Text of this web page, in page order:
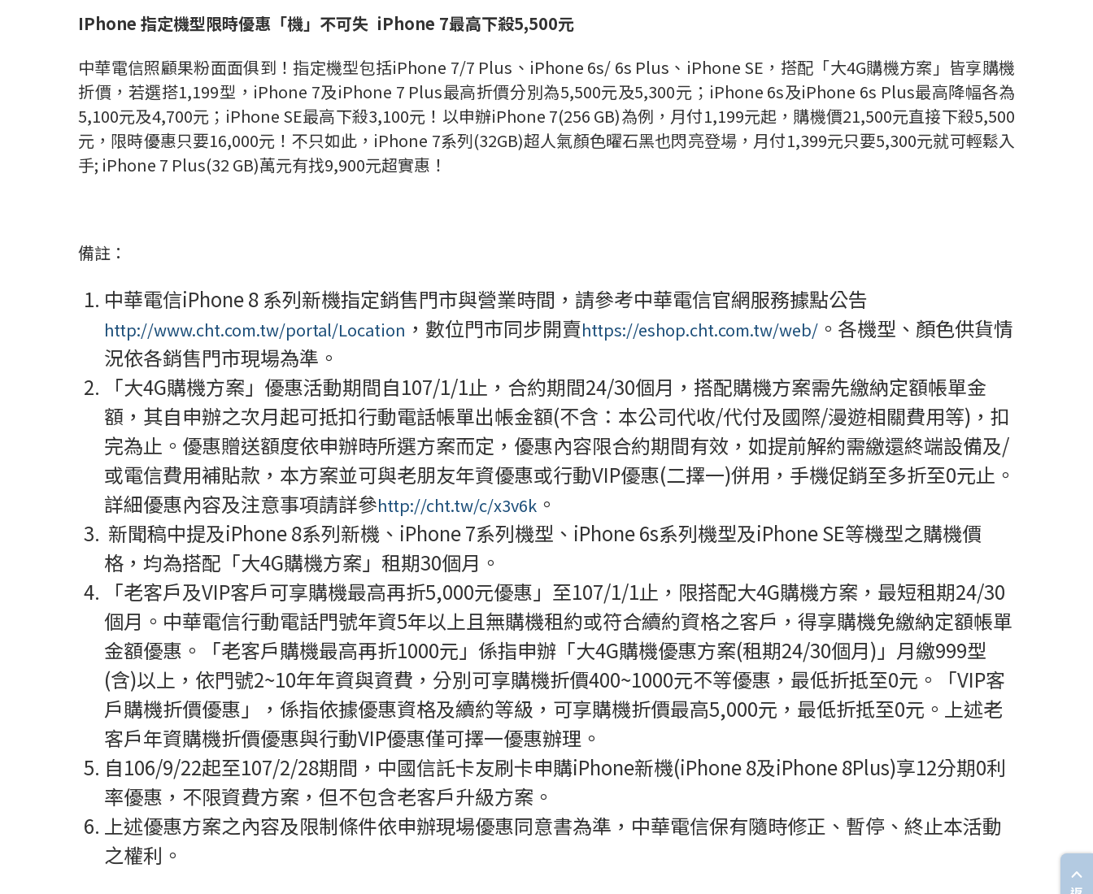
IPhone 指定機型限時優惠 「機」 不可失 iPhone 7最高下殺5,500元
中華電信照顧果粉面面俱到！指定機型包括iPhone 7/7 Plus、iPhone 6s/ 6s Plus、iPhone SE，搭配「大4G購機方案」皆享購機
折價，若選搭1,199型，iPhone 7及iPhone 7 Plus最高折價分別為5,500元及5,300元；iPhone 6s及iPhone 6s Plus最高降幅各為
5,100元及4,700元；iPhone SE最高下殺3,100元！以申辦iPhone 7(256 GB)為例，月付1,199元起，購機價21,500元直接下殺5,500
元，限時優惠只要16,000元！不只如此，iPhone 7系列(32GB)超人氣顏色曜石黑也閃亮登場，月付1,399元只要5,300元就可輕鬆入
手; iPhone 7 Plus(32 GB)萬元有找9,900元超實惠！
備註：
中華電信iPhone 8 系列新機指定銷售門市與營業時間，請參考中華電信官網服務據點公告
http://www.cht.com.tw/portal/Location ，數位門市同步開賣https://eshop.cht.com.tw/web/ 。各機型、顏色供貨情
況依各銷售門市現場為準。
「大4G購機方案」優惠活動期間自107/1/1止，合約期間24/30個月，搭配購機方案需先繳納定額帳單金
額，其自申辦之次月起可抵扣行動電話帳單出帳金額(不含：本公司代收/代付及國際/漫遊相關費用等)，扣
完為止。優惠贈送額度依申辦時所選方案而定，優惠內容限合約期間有效，如提前解約需繳還終端設備及/
或電信費用補貼款，本方案並可與老朋友年資優惠或行動VIP優惠(二擇一)併用，手機促銷至多折至0元止。
詳細優惠內容及注意事項請詳參http://cht.tw/c/x3v6k 。
新聞稿中提及iPhone 8系列新機、iPhone 7系列機型、iPhone 6s系列機型及iPhone SE等機型之購機價
格，均為搭配「大4G購機方案」租期30個月。
「老客戶及VIP客戶可享購機最高再折5,000元優惠」至107/1/1止，限搭配大4G購機方案，最短租期24/30
個月。中華電信行動電話門號年資5年以上且無購機租約或符合續約資格之客戶，得享購機免繳納定額帳單
金額優惠。「老客戶購機最高再折1000元」係指申辦「大4G購機優惠方案(租期24/30個月)」月繳999型
(含)以上，依門號2~10年年資與資費，分別可享購機折價400~1000元不等優惠，最低折抵至0元。「VIP客
戶購機折價優惠」，係指依據優惠資格及續約等級，可享購機折價最高5,000元，最低折抵至0元。上述老
客戶年資購機折價優惠與行動VIP優惠僅可擇一優惠辦理。
自106/9/22起至107/2/28期間，中國信託卡友刷卡申購iPhone新機(iPhone 8及iPhone 8Plus)享12分期0利
率優惠，不限資費方案，但不包含老客戶升級方案。
上述優惠方案之內容及限制條件依申辦現場優惠同意書為準，中華電信保有隨時修正、暫停、終止本活動
之權利。